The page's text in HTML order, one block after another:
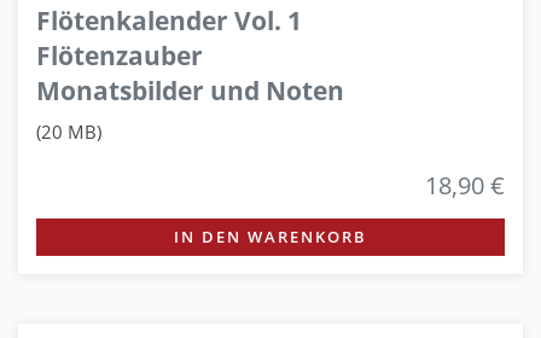
Flötenkalender Vol. 1
Flötenzauber
Monatsbilder und Noten
(20 MB)
18,90 €
IN DEN WARENKORB